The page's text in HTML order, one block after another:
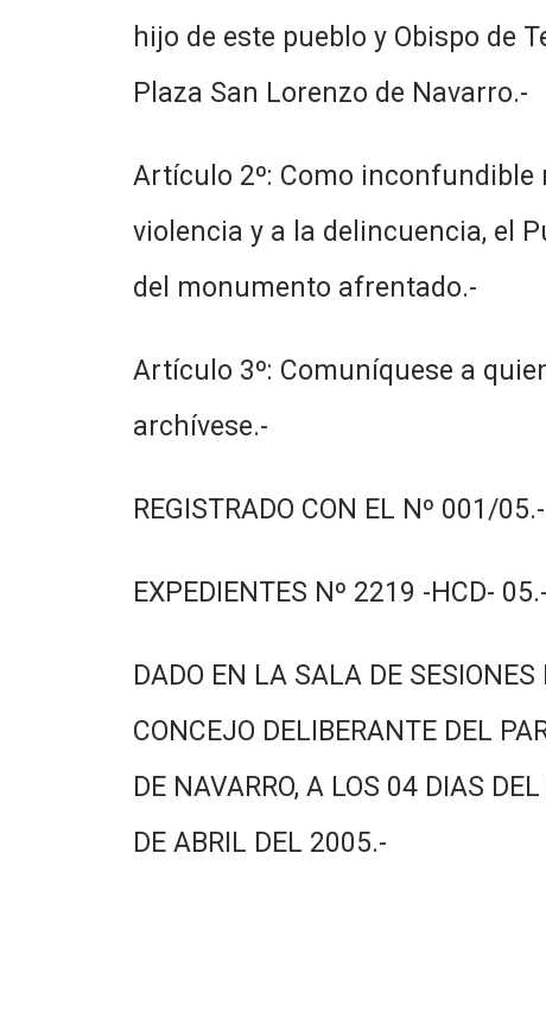
hijo de este pueblo y Obispo de
Plaza San Lorenzo de Navarro.-
Artículo 2º: Como inconfundible
violencia y a la delincuencia, el
del monumento afrentado.-
Artículo 3º: Comuníquese a
archívese.-
REGISTRADO CON EL Nº 001/05.-
EXPEDIENTES Nº 2219 -HCD- 05.-
DADO EN LA SALA DE SESIONES
CONCEJO DELIBERANTE DEL
DE NAVARRO, A LOS 04 DIAS
DE ABRIL DEL 2005.-